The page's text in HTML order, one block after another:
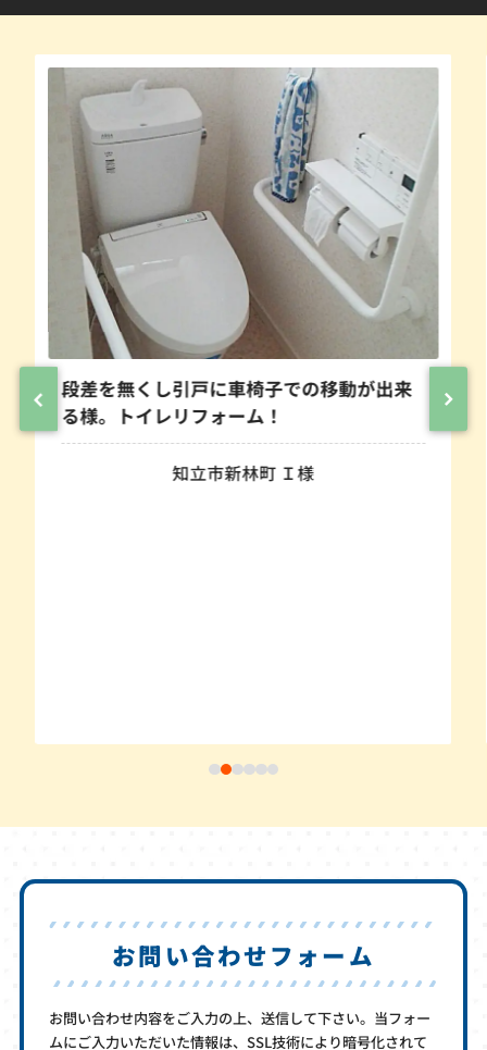
段差を無くし引戸に車椅子での移動が出来
る様。トイレリフォーム！
知立市新林町 Ｉ様
お問い合わせフォーム
お問い合わせ内容をご入力の上、送信して下さい。当フォー
ムにご入力いただいた情報は、SSL技術により暗号化されて